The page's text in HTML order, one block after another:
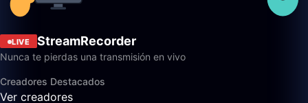
LIVE StreamRecorder
Nunca te pierdas una transmisión en vivo
Creadores Destacados
Ver creadores